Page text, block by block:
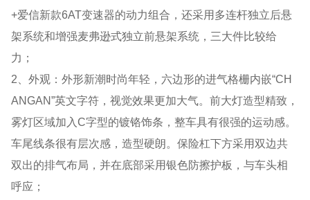
+爱信新款6AT变速器的动力组合，还采用多连杆独立后悬
架系统和增强麦弗逊式独立前悬架系统，三大件比较给
力；
2、外观：外形新潮时尚年轻，六边形的进气格栅内嵌“CH
ANGAN”英文字符，视觉效果更加大气。前大灯造型精致，
雾灯区域加入C字型的镀铬饰条，整车具有很强的运动感。
车尾线条很有层次感，造型硬朗。保险杠下方采用双边共
双出的排气布局，并在底部采用银色防擦护板，与车头相
呼应；